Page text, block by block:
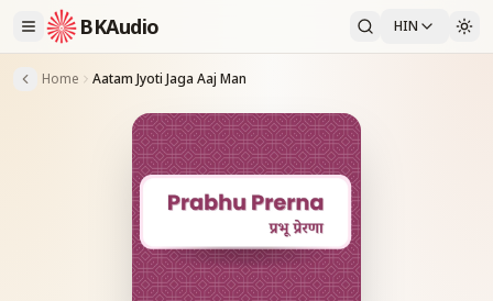
BKAudio HIN
Home Aatam Jyoti Jaga Aaj Man